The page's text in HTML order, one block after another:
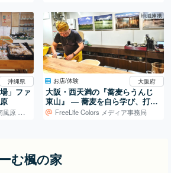
沖縄県
」ファ
に市場
地域連携
お店/体験 大阪府
大阪・西天満の『蕎麦らうんじ
東山』 ― 蕎麦を自ら学び、打ち
続ける日常
FreeLife Colors メディア事務局
む楓の家